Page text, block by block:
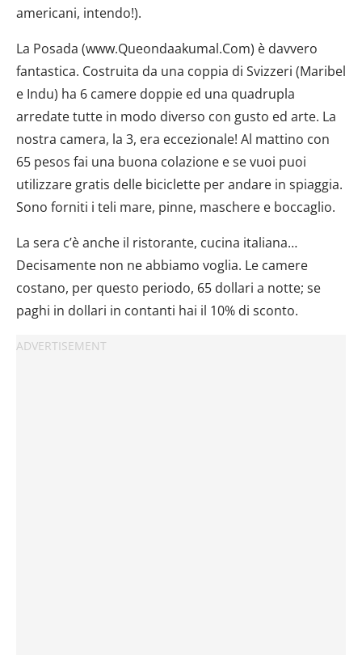
americani, intendo!).
La Posada (www.Queondaakumal.Com) è davvero
fantastica. Costruita da una coppia di Svizzeri (Maribel
e Indu) ha 6 camere doppie ed una quadrupla
arredate tutte in modo diverso con gusto ed arte. La
nostra camera, la 3, era eccezionale! Al mattino con
65 pesos fai una buona colazione e se vuoi puoi
utilizzare gratis delle biciclette per andare in spiaggia.
Sono forniti i teli mare, pinne, maschere e boccaglio.
La sera c’è anche il ristorante, cucina italiana…
Decisamente non ne abbiamo voglia. Le camere
costano, per questo periodo, 65 dollari a notte; se
paghi in dollari in contanti hai il 10% di sconto.